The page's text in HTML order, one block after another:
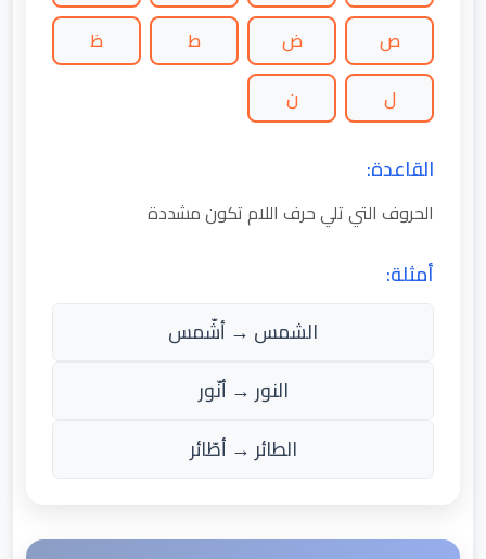
ص
ض ط
ظ
ل
ن
القاعدة:
الحروف التي تلي حرف اللام تكون مشددة
أمثلة:
الشمس → أشّمس
النور → أنّور
الطائر → أطّائر